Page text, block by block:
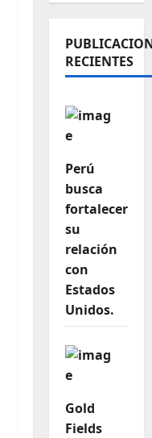
RECIENTES
Perú
busca
fortalecer
su
relación
con
Estados
Unidos.
Gold
Fields